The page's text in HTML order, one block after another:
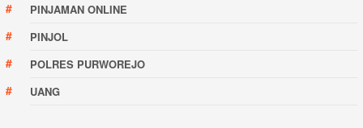
PINJAMAN ONLINE
PINJOL
POLRES PURWOREJO
UANG